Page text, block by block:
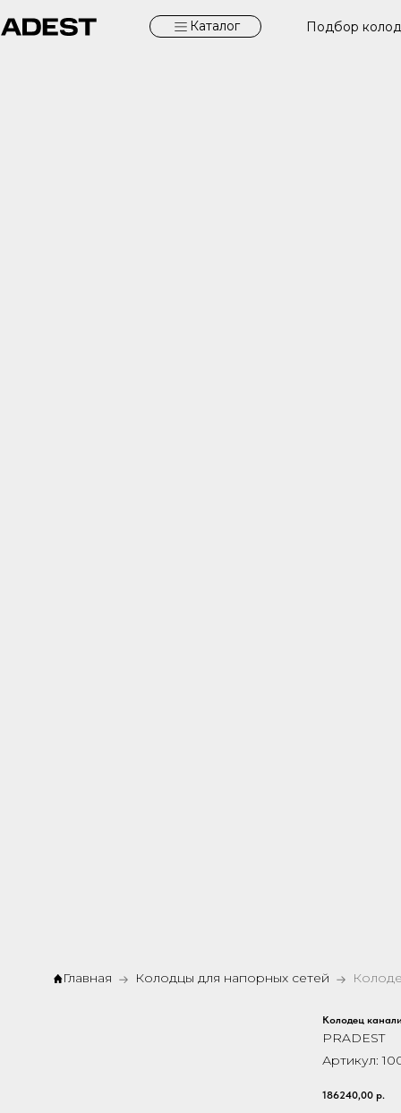
Подбор
Каталог
Главная Колодцы для напорных сетей
Колодец
PRADEST
Артикул:
186240,00 р.